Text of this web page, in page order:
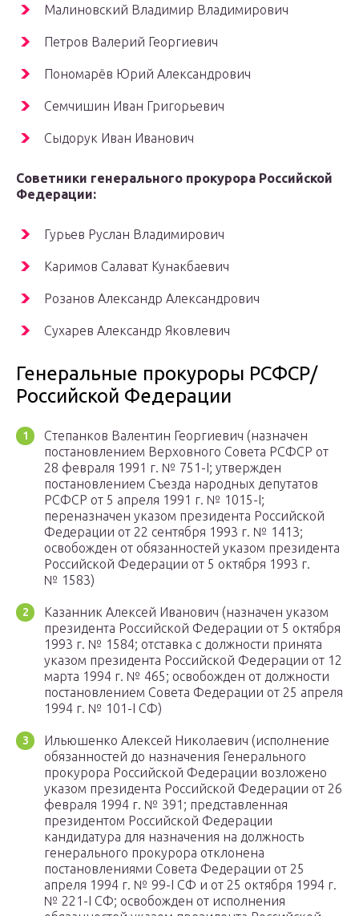
Малиновский Владимир Владимирович
Петров Валерий Георгиевич
Пономарёв Юрий Александрович
Семчишин Иван Григорьевич
Сыдорук Иван Иванович
Советники генерального прокурора Российской
Федерации:
Гурьев Руслан Владимирович
Каримов Салават Кунакбаевич
Розанов Александр Александрович
Сухарев Александр Яковлевич
Генеральные прокуроры РСФСР/
Российской Федерации
Степанков Валентин Георгиевич (назначен
постановлением Верховного Совета РСФСР от
28 февраля 1991 г. № 751-I; утвержден
постановлением Съезда народных депутатов
РСФСР от 5 апреля 1991 г. № 1015-I;
переназначен указом президента Российской
Федерации от 22 сентября 1993 г. № 1413;
освобожден от обязанностей указом президента
Российской Федерации от 5 октября 1993 г.
№ 1583)
Казанник Алексей Иванович (назначен указом
президента Российской Федерации от 5 октября
1993 г. № 1584; отставка с должности принята
указом президента Российской Федерации от 12
марта 1994 г. № 465; освобожден от должности
постановлением Совета Федерации от 25 апреля
1994 г. № 101-I СФ)
Ильюшенко Алексей Николаевич (исполнение
обязанностей до назначения Генерального
прокурора Российской Федерации возложено
указом президента Российской Федерации от 26
февраля 1994 г. № 391; представленная
президентом Российской Федерации
кандидатура для назначения на должность
генерального прокурора отклонена
постановлениями Совета Федерации от 25
апреля 1994 г. № 99-I СФ и от 25 октября 1994 г.
№ 221-I СФ; освобожден от исполнения